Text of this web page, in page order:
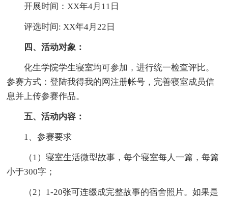
开展时间：XX年4月11日
评选时间: XX年4月22日
四、活动对象：
化生学院学生寝室均可参加，进行统一检查评比。
参赛方式：登陆我得我的网注册帐号，完善寝室成员信
息并上传参赛作品。
五、活动内容：
1、参赛要求
（1）寝室生活微型故事，每个寝室每人一篇，每篇
小于300字；
（2）1-20张可连缀成完整故事的宿舍照片。如果是